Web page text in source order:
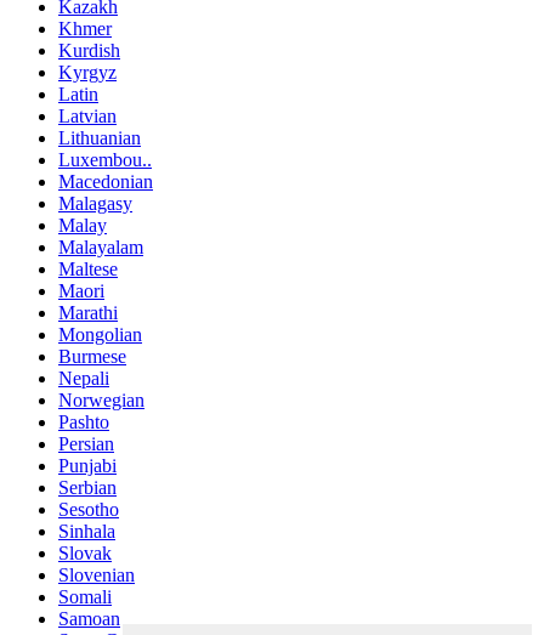
Kazakh
Khmer
Kurdish
Kyrgyz
Latin
Latvian
Lithuanian
Luxembou..
Macedonian
Malagasy
Malay
Malayalam
Maltese
Maori
Marathi
Mongolian
Burmese
Nepali
Norwegian
Pashto
Persian
Punjabi
Serbian
Sesotho
Sinhala
Slovak
Slovenian
Somali
Samoan